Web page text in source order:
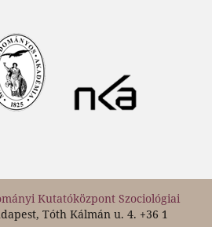
Kutatóközpont Szociológiai
Tóth Kálmán u. 4. +36 1